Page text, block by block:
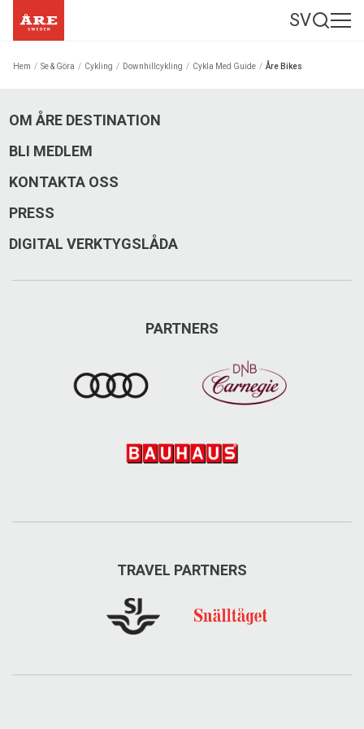
SV
Hem / Se & Göra / Cykling / Downhillcykling / Cykla Med Guide / Åre Bikes
OM ÅRE DESTINATION
BLI MEDLEM
KONTAKTA OSS
PRESS
DIGITAL VERKTYGSLÅDA
PARTNERS
TRAVEL PARTNERS